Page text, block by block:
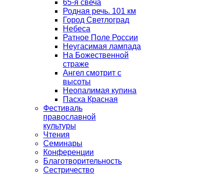
65-я свеча
Родная речь. 101 км
Город Светлоград
Небеса
Ратное Поле России
Неугасимая лампада
На Божественной
страже
Ангел смотрит с
высоты
Неопалимая купина
Пасха Красная
Фестиваль
православной
культуры
Чтения
Семинары
Конференции
Благотворительность
Сестричество